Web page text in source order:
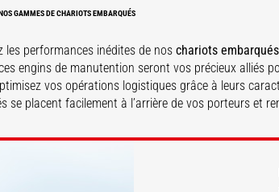
GAMMES DE CHARIOTS EMBARQUÉS
les performances inédites de nos chariots
engins de manutention seront vos précieux alliés
vos opérations logistiques grâce à leurs
se placent facilement à l’arrière de vos porteurs et
TMT